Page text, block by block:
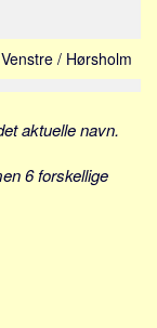
/ Hørsholm
aktuelle navn.
6 forskellige